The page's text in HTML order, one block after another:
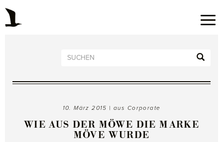
10. März 2015 | aus Corporate
WIE AUS DER MÖWE DIE MARKE
MÖVE WURDE